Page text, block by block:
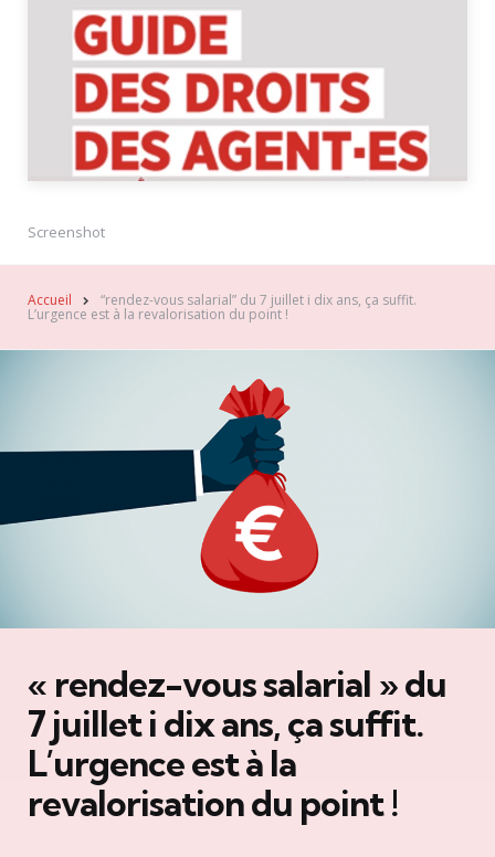
Screenshot
Accueil “rendez-vous salarial” du 7 juillet i dix ans, ça suffit.
L’urgence est à la revalorisation du point !
« rendez-vous salarial » du
7 juillet i dix ans, ça suffit.
L’urgence est à la
revalorisation du point !